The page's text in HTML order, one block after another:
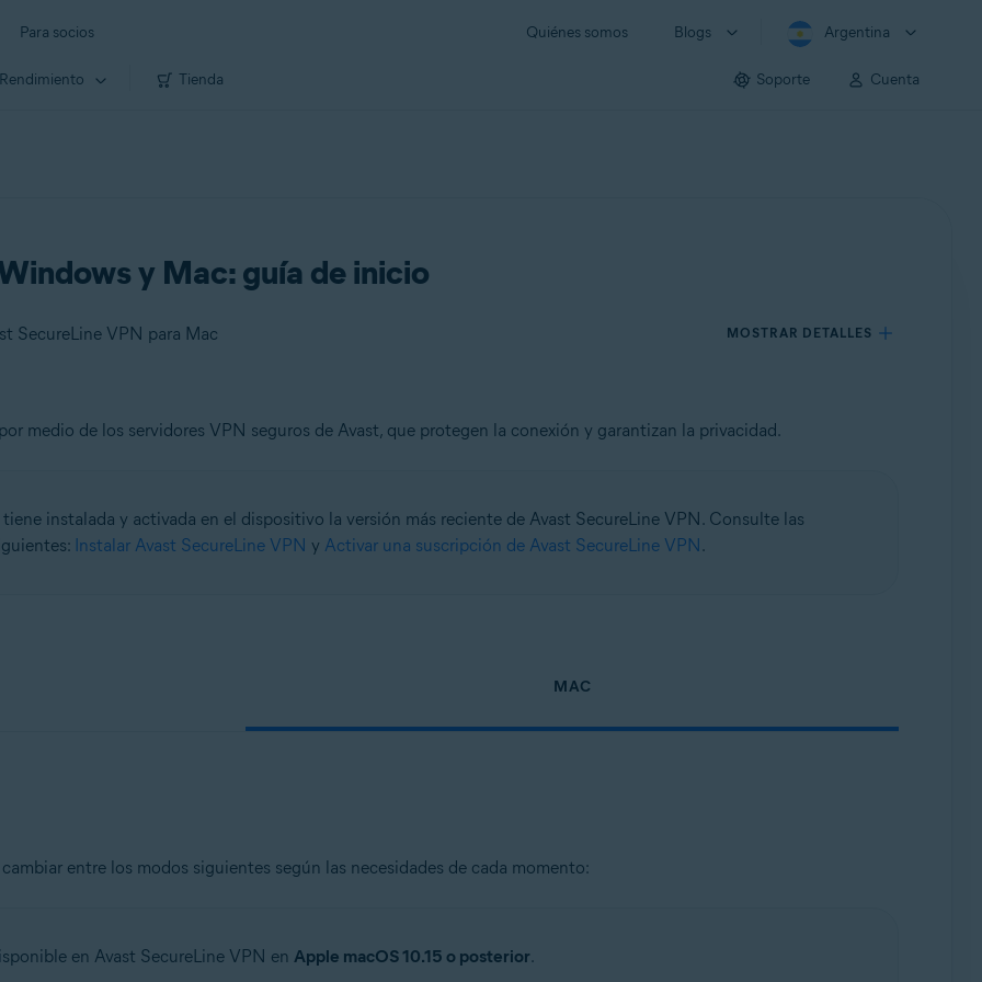
Para socios Quiénes somos Blogs Argentina
Rendimiento Tienda Soporte Cuenta
y Mac: guía de inicio
SecureLine VPN para Mac MOSTRAR DETALLES
medio de los servidores VPN seguros de Avast, que protegen la conexión y garantizan la privacidad.
instalada y activada en el dispositivo la versión más reciente de Avast SecureLine VPN. Consulte las
Instalar Avast SecureLine VPN y Activar una suscripción de Avast SecureLine VPN.
MAC
cambiar entre los modos siguientes según las necesidades de cada momento:
en Avast SecureLine VPN en Apple macOS 10.15 o posterior.